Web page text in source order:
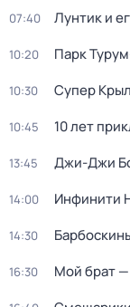
07:40 Лунтик и
10:20 Парк
10:30 Супер
10:45 10 лет
13:45 Джи-Джи
14:00 Инфинити
14:30
16:30 Мой брат